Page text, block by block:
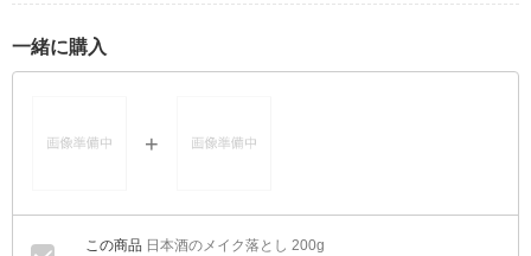
一緒に購入
日本酒のメイク落とし 200g